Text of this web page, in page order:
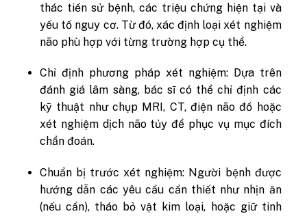
thác tiền sử bệnh, các triệu chứng hiện tại và
yếu tố nguy cơ. Từ đó, xác định loại xét nghiệm
não phù hợp với từng trường hợp cụ thể.
Chỉ định phương pháp xét nghiệm: Dựa trên
đánh giá lâm sàng, bác sĩ có thể chỉ định các
kỹ thuật như chụp MRI, CT, điện não đồ hoặc
xét nghiệm dịch não tủy để phục vụ mục đích
chẩn đoán.
Chuẩn bị trước xét nghiệm: Người bệnh được
hướng dẫn các yêu cầu cần thiết như nhịn ăn
(nếu cần), tháo bỏ vật kim loại, hoặc giữ tinh